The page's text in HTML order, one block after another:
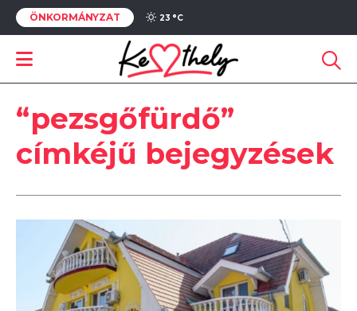
ÖNKORMÁNYZAT 23 °C
“pezsgőfürdő”
címkéjű bejegyzések